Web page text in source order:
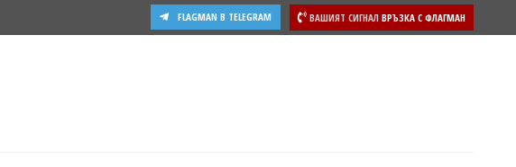
ВАШИЯТ СИГНАЛ ВРЪЗКА С ФЛАГМАН
FLAGMAN В TELEGRAM